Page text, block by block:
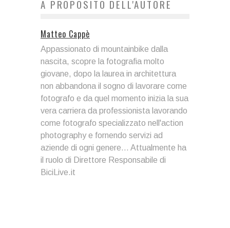
A PROPOSITO DELL'AUTORE
Matteo Cappè
Appassionato di mountainbike dalla
nascita, scopre la fotografia molto
giovane, dopo la laurea in architettura
non abbandona il sogno di lavorare come
fotografo e da quel momento inizia la sua
vera carriera da professionista lavorando
come fotografo specializzato nell'action
photography e fornendo servizi ad
aziende di ogni genere... Attualmente ha
il ruolo di Direttore Responsabile di
BiciLive.it